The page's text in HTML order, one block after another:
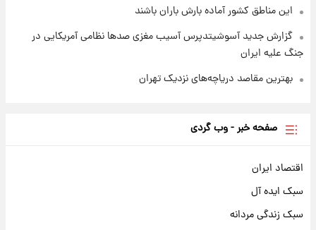
این مناطق کشور آماده بارش باران باشند
گزارش جدید آسوشیتدپرس آسیب مغزی صدها نظامی آمریکایی در
جنگ علیه ایران
بهترین مقاصد دریاچه‌های نزدیک تهران
صفحه خبر - وب گردی
اقتصاد ایران
سبک ایده آل
سبک زندگی مردانه